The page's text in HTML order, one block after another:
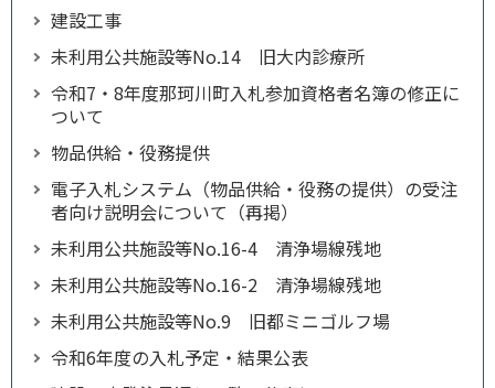
建設工事
未利用公共施設等No.14 旧大内診療所
令和7・8年度那珂川町入札参加資格者名簿の修正に
ついて
物品供給・役務提供
電子入札システム（物品供給・役務の提供）の受注
者向け説明会について（再掲）
未利用公共施設等No.16-4 清浄場線残地
未利用公共施設等No.16-2 清浄場線残地
未利用公共施設等No.9 旧都ミニゴルフ場
令和6年度の入札予定・結果公表